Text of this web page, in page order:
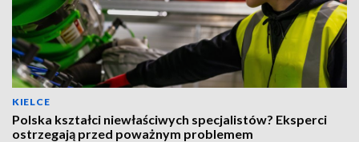
KIELCE
Polska kształci niewłaściwych specjalistów? Eksperci
ostrzegają przed poważnym problemem